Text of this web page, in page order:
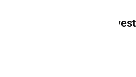
Gasilci sporočili žalostno vest